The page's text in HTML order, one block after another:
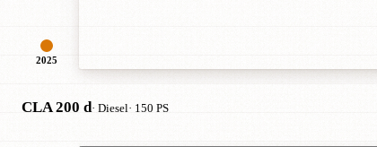
2025
CLA 200 d· Diesel· 150 PS